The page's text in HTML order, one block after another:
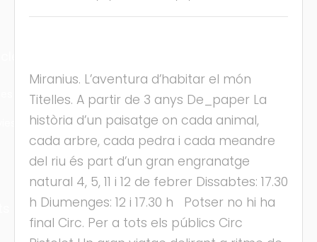
Miranius. L’aventura d’habitar el món
Titelles. A partir de 3 anys De_paper La
història d’un paisatge on cada animal,
cada arbre, cada pedra i cada meandre
del riu és part d’un gran engranatge
natural 4, 5, 11 i 12 de febrer Dissabtes: 17.30
h Diumenges: 12 i 17.30 h Potser no hi ha
final Circ. Per a tots els públics Circ